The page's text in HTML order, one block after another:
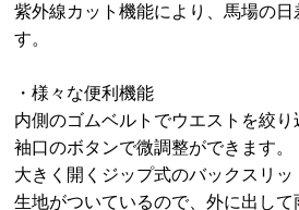
紫外線カット機能により、馬場の日
す。
・様々な便利機能
内側のゴムベルトでウエストを絞り
袖口のボタンで微調整ができます。
大きく開くジップ式のバックスリ
生地がついているので、外に出し